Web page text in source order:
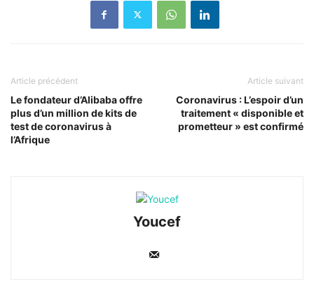
Article précédent
Le fondateur d’Alibaba offre
plus d’un million de kits de
test de coronavirus à
l’Afrique
Article suivant
Coronavirus : L’espoir d’un
traitement « disponible et
prometteur » est confirmé
Youcef